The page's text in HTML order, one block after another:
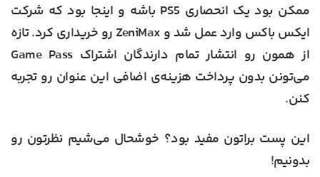
ممکن بود یک انحصاری PS5 باشه و اینجا بود که شرکت
ایکس باکس وارد عمل شد و ZeniMax رو خریداری کرد. تازه
از همون رو انتشار تمام دارندگان اشتراک Game Pass
می‌تونن بدون پرداخت هزینه‌ی اضافی این عنوان رو تجربه
کنن.
این پست براتون مفید بود؟ خوشحال می‌شیم نظرتون رو
بدونیم!